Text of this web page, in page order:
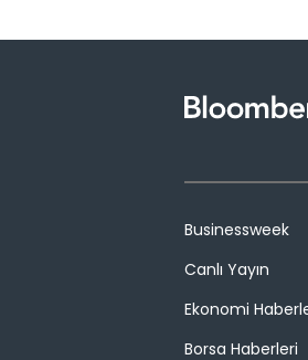
Businessweek
Canlı Yayın
Ekonomi
Borsa Haberleri